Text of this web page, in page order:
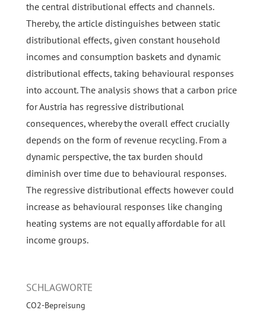
SCHLAGWORTE
CO2-Bepreisung
the central distributional effects and channels.
Thereby, the article distinguishes between static
distributional effects, given constant household
incomes and consumption baskets and dynamic
distributional effects, taking behavioural responses
into account. The analysis shows that a carbon price
for Austria has regressive distributional
consequences, whereby the overall effect crucially
depends on the form of revenue recycling. From a
dynamic perspective, the tax burden should
diminish over time due to behavioural responses.
The regressive distributional effects however could
increase as behavioural responses like changing
heating systems are not equally affordable for all
income groups.